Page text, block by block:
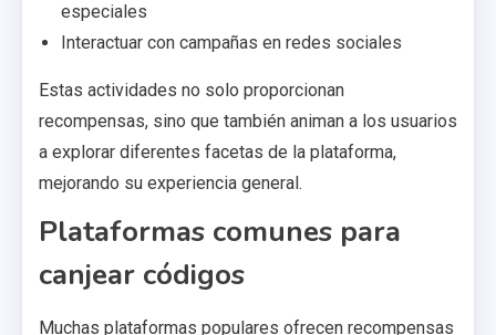
especiales
Interactuar con campañas en redes sociales
Estas actividades no solo proporcionan
recompensas, sino que también animan a los usuarios
a explorar diferentes facetas de la plataforma,
mejorando su experiencia general.
Plataformas comunes para
canjear códigos
Muchas plataformas populares ofrecen recompensas